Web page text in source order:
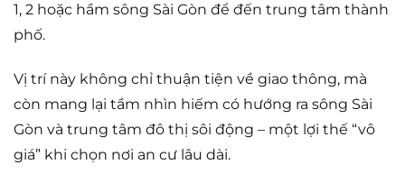
1, 2 hoặc hầm sông Sài Gòn để đến trung tâm thành
phố.
Vị trí này không chỉ thuận tiện về giao thông, mà
còn mang lại tầm nhìn hiếm có hướng ra sông Sài
Gòn và trung tâm đô thị sôi động – một lợi thế “vô
giá” khi chọn nơi an cư lâu dài.